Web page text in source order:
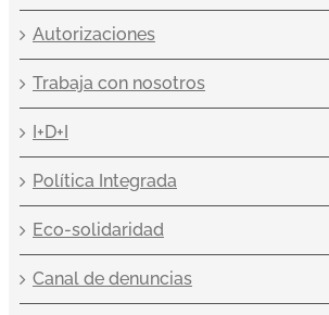
Autorizaciones
Trabaja con nosotros
I+D+I
Política Integrada
Eco-solidaridad
Canal de denuncias